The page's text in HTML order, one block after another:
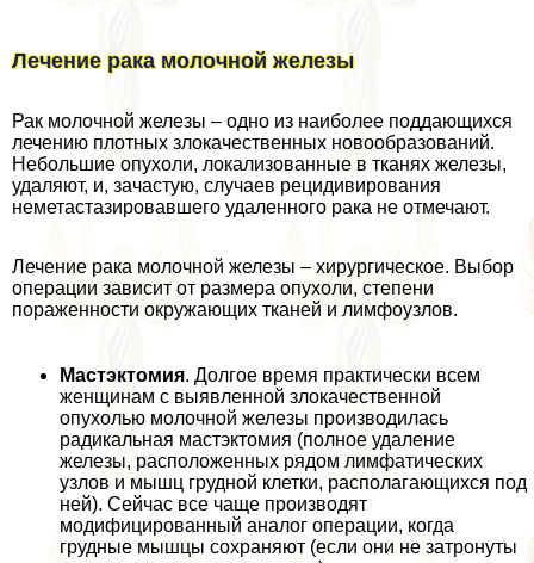
Лечение paка молочной железы
Рак молочной железы – одно из наиболее поддающихся
лечению плотных злокачественных новообразований.
Небольшие опухоли, локализованные в тканях железы,
удаляют, и, зачастую, случаев рецидивирования
неметастазировавшего удаленного paка не отмечают.
Лечение paка молочной железы – хирургическое. Выбор
операции зависит от размера опухоли, степени
пораженности окружающих тканей и лимфоузлов.
Мастэктомия. Долгое время пpaктически всем
женщинам с выявленной злокачественной
опухолью молочной железы производилась
радикальная мастэктомия (полное удаление
железы, расположенных рядом лимфатических
узлов и мышц грудной клетки, располагающихся под
ней). Сейчас все чаще производят
модифицированный аналог операции, когда
грудные мышцы сохраняют (если они не затронуты